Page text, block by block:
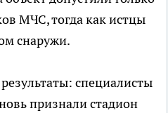
МЧС, тогда как истцы
снаружи.
специалисты
признали стадион